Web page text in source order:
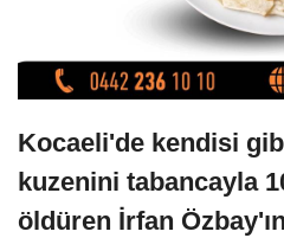
Kocaeli'de kendisi
kuzenini tabancayla
öldüren İrfan